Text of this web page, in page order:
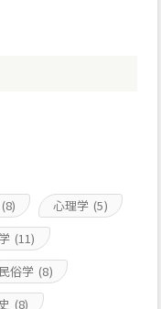
(8) 心理学 (5)
(11)
民俗学 (8)
(8)